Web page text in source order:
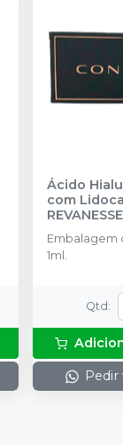
Ácido
com
REVANESSE
Embalagem
1ml.
Qtd :
Pedir